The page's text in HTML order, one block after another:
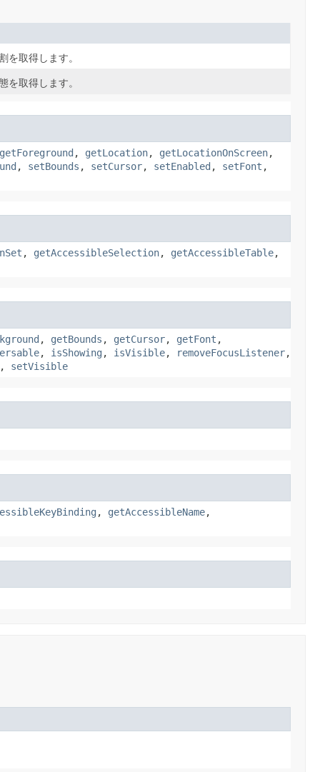
を取得します。
を取得します。
getForeground , getLocation, getLocationOnScreen,
, setBounds , setCursor, setEnabled , setFont ,
, getAccessibleSelection, getAccessibleTable,
, getBounds , getCursor, getFont ,
, isShowing , isVisible, removeFocusListener,
, setVisible
, getAccessibleName,